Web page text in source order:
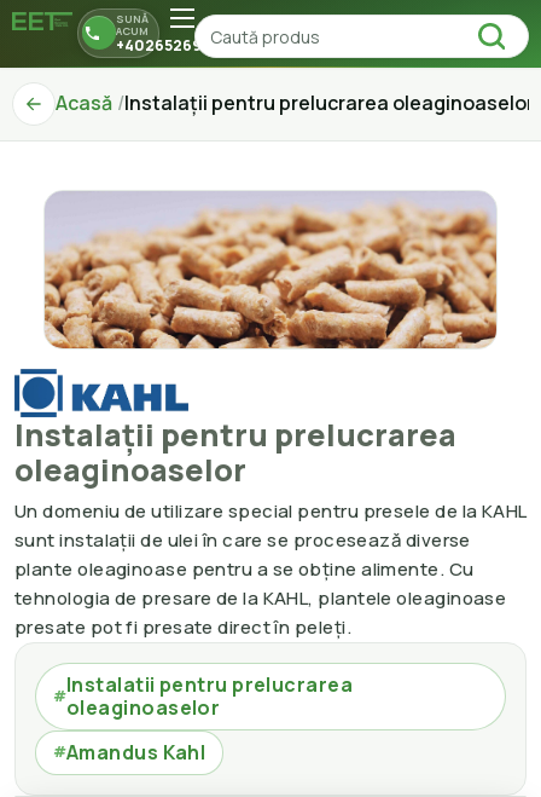
SUNĂ
ACUM
+40265269150
Acasă Instalații pentru prelucrarea oleaginoaselor
Instalații pentru prelucrarea
oleaginoaselor
Un domeniu de utilizare special pentru presele de la KAHL
sunt instalații de ulei în care se procesează diverse
plante oleaginoase pentru a se obține alimente. Cu
tehnologia de presare de la KAHL, plantele oleaginoase
presate pot fi presate direct în peleți.
#Instalatii pentru prelucrarea
oleaginoaselor
#Amandus Kahl